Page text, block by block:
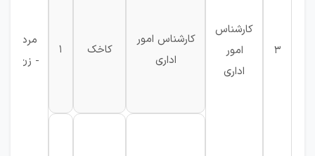
3
کارشناس
امور
اداری
مرد
- زن
کارشناس امور
اداری
کاخک 1